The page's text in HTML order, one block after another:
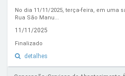
No dia 11/11/2025, terça-feira, em uma
Rua São Manu...
11/11/2025
Finalizado
detalhes